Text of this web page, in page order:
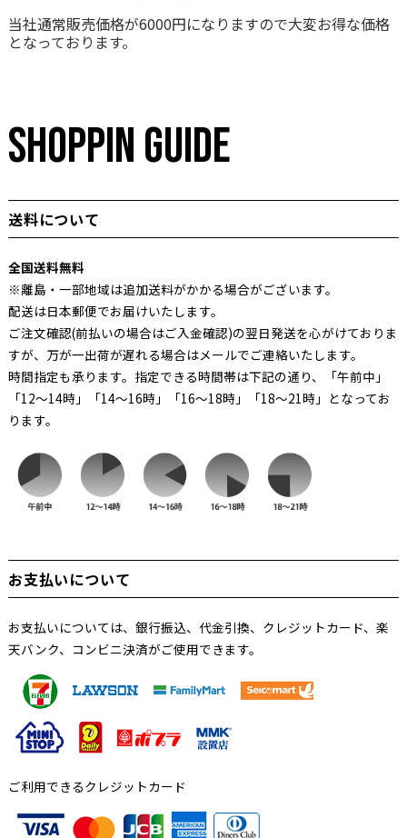
当社通常販売価格が6000円になりますので大変お得な価格
となっております。
SHOPPIN GUIDE
送料について
全国送料無料
※離島・一部地域は追加送料がかかる場合がございます。
配送は日本郵便でお届けいたします。
ご注文確認(前払いの場合はご入金確認)の翌日発送を心がけておりま
すが、万が一出荷が遅れる場合はメールでご連絡いたします。
時間指定も承ります。指定できる時間帯は下記の通り、「午前中」
「12～14時」「14～16時」「16～18時」「18～21時」となってお
ります。
お支払いについて
お支払いについては、銀行振込、代金引換、クレジットカード、楽
天バンク、コンビニ決済がご使用できます。
ご利用できるクレジットカード